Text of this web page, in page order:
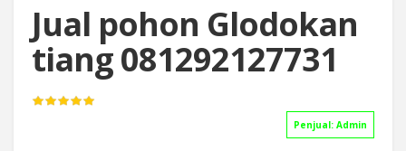
Jual pohon Glodokan
tiang 081292127731
Penjual: Admin